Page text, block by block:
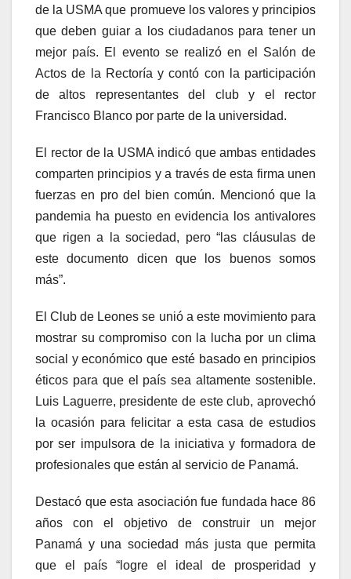
de la USMA que promueve los valores y principios
que deben guiar a los ciudadanos para tener un
mejor país. El evento se realizó en el Salón de
Actos de la Rectoría y contó con la participación
de altos representantes del club y el rector
Francisco Blanco por parte de la universidad.
El rector de la USMA indicó que ambas entidades
comparten principios y a través de esta firma unen
fuerzas en pro del bien común. Mencionó que la
pandemia ha puesto en evidencia los antivalores
que rigen a la sociedad, pero “las cláusulas de
este documento dicen que los buenos somos
más”.
El Club de Leones se unió a este movimiento para
mostrar su compromiso con la lucha por un clima
social y económico que esté basado en principios
éticos para que el país sea altamente sostenible.
Luis Laguerre, presidente de este club, aprovechó
la ocasión para felicitar a esta casa de estudios
por ser impulsora de la iniciativa y formadora de
profesionales que están al servicio de Panamá.
Destacó que esta asociación fue fundada hace 86
años con el objetivo de construir un mejor
Panamá y una sociedad más justa que permita
que el país “logre el ideal de prosperidad y